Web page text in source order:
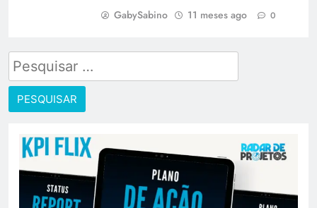
GabySabino 11 meses ago 0